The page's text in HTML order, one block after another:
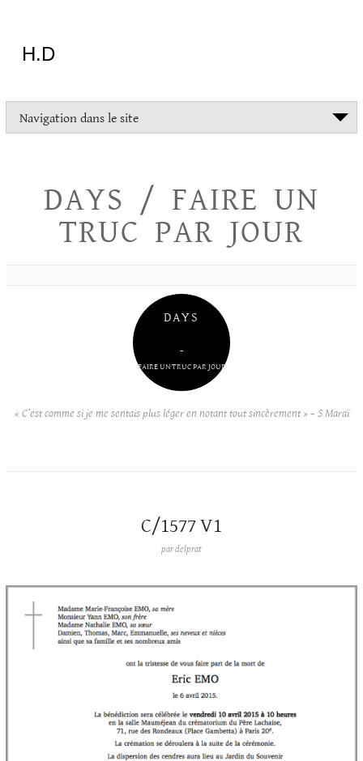
H.D
Navigation dans le site
DAYS / FAIRE UN
TRUC PAR JOUR
DAYS
–
FAIRE UN TRUC PAR JOUR
« C’est comme si je me sentais plus léger en notant tout sincèrement » – S Maraï
C/1577 V1
pardelprat